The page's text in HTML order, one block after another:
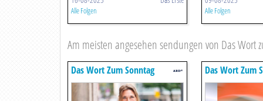
Alle Folgen Alle Folgen
Am meisten angesehen sendungen von Das Wort
Das Wort Zum Sonntag Das Wort Zum